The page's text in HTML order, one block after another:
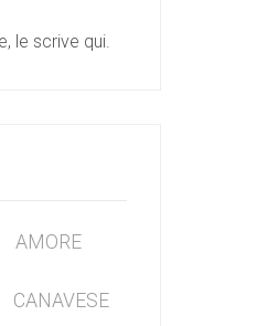
le scrive qui.
AMORE
CANAVESE